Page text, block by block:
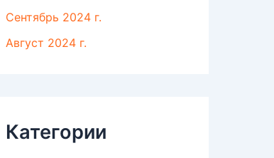
Сентябрь 2024 г.
Август 2024 г.
Категории